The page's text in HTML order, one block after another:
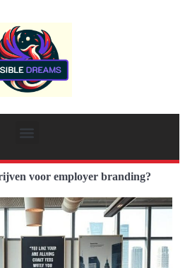
voor employer branding?